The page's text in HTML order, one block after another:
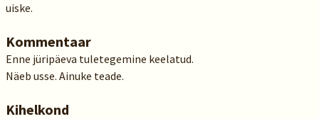
uiske.
Kommentaar
Enne jüripäeva tuletegemine keelatud.
Näeb usse. Ainuke teade.
Kihelkond